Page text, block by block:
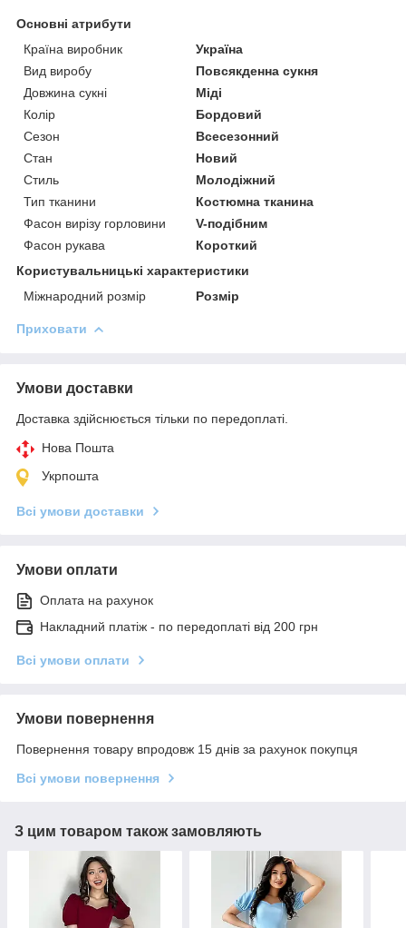
Основні атрибути
Країна виробник
Україна
Вид виробу
Повсякденна сукня
Довжина сукні
Міді
Колір
Бордовий
Сезон
Всесезонний
Стан
Новий
Стиль
Молодіжний
Тип тканини
Костюмна тканина
Фасон вирізу горловини
V-подібним
Фасон рукава
Короткий
Користувальницькі характеристики
Міжнародний розмір
Розмір
Приховати
Умови доставки
Доставка здійснюється тільки по передоплаті.
Нова Пошта
Укрпошта
Всі умови доставки
Умови оплати
Оплата на рахунок
Накладний платіж - по передоплаті від 200 грн
Всі умови оплати
Умови повернення
Повернення товару впродовж 15 днів за рахунок покупця
Всі умови повернення
З цим товаром також замовляють